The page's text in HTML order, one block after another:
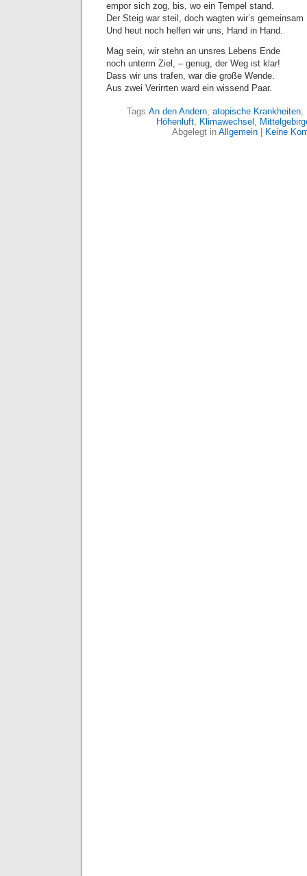
empor sich zog, bis, wo ein Tempel stand.
Der Steig war steil, doch wagten wir’s
Und heut noch helfen wir uns, Hand in Hand.
Mag sein, wir stehn an unsres Lebens Ende
noch unterm Ziel, – genug, der Weg ist klar!
Dass wir uns trafen, war die große Wende.
Aus zwei Verirrten ward ein wissend Paar.
Tags:An den Andern, atopische Krankheiten,
Höhenluft, Klimawechsel ,
Abgelegt in Allgemein Keine